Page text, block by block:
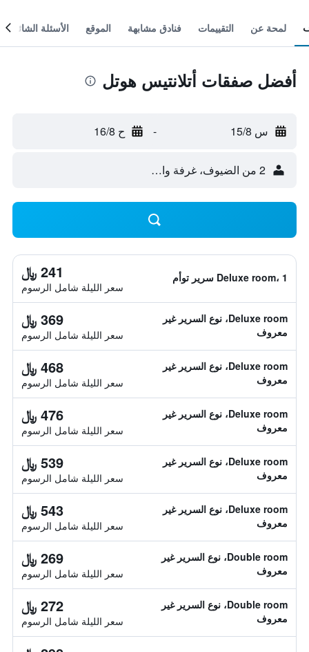
لمحة عن التقييمات فنادق مشابهة الموقع الأسئلة الشائعة
أفضل صفقات أتلانتيس هوتل
س 15/8 - ح 16/8
2 من الضيوف، غرفة واحدة
Deluxe room، 1 سرير توأم 241 ﷼
سعر الليلة شامل الرسوم
Deluxe room، نوع السرير غير
معروف
369 ﷼
سعر الليلة شامل الرسوم
Deluxe room، نوع السرير غير
معروف
468 ﷼
سعر الليلة شامل الرسوم
Deluxe room، نوع السرير غير
معروف
476 ﷼
سعر الليلة شامل الرسوم
Deluxe room، نوع السرير غير
معروف
539 ﷼
سعر الليلة شامل الرسوم
Deluxe room، نوع السرير غير
معروف
543 ﷼
سعر الليلة شامل الرسوم
Double room، نوع السرير غير
معروف
269 ﷼
سعر الليلة شامل الرسوم
Double room، نوع السرير غير
معروف
272 ﷼
سعر الليلة شامل الرسوم